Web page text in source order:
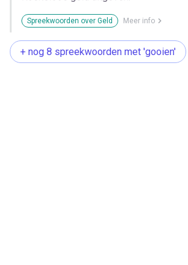
Spreekwoorden over Geld Meer info
+ nog 8 spreekwoorden met 'gooien'